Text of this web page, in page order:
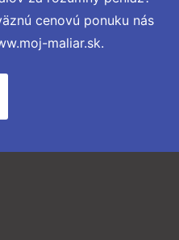
cenovú ponuku nás
maliar.sk.